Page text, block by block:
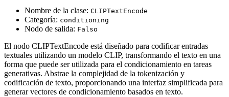
Nombre de la clase: CLIPTextEncode
Categoría: conditioning
Nodo de salida: Falso
El nodo CLIPTextEncode está diseñado para codificar entradas
textuales utilizando un modelo CLIP, transformando el texto en una
forma que puede ser utilizada para el condicionamiento en tareas
generativas. Abstrae la complejidad de la tokenización y
codificación de texto, proporcionando una interfaz simplificada para
generar vectores de condicionamiento basados en texto.